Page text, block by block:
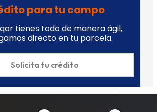
para tu campo
tienes todo de manera ágil,
directo en tu parcela.
Solicita tu crédito